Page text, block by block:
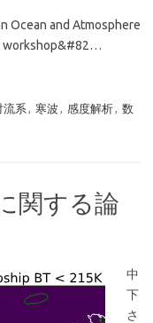
Ocean and Atmosphere
workshop&#82…
流系 寒波 感度解析
数
関する論
中
下
さ